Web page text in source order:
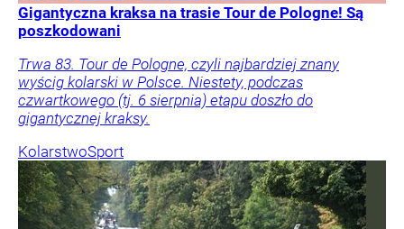
Gigantyczna kraksa na trasie Tour de Pologne! Są
poszkodowani
Trwa 83. Tour de Pologne, czyli najbardziej znany
wyścig kolarski w Polsce. Niestety, podczas
czwartkowego (tj. 6 sierpnia) etapu doszło do
gigantycznej kraksy.
KolarstwoSport